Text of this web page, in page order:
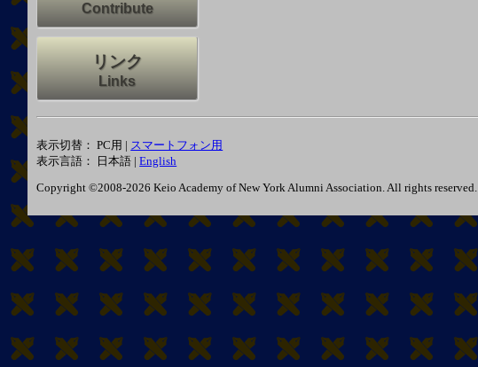
Contribute
リンク
Links
表示切替： PC用 | スマートフォン用
表示言語： 日本語 |English
Copyright ©2008-2026 Keio Academy of New York Alumni Association. All rights reserved.